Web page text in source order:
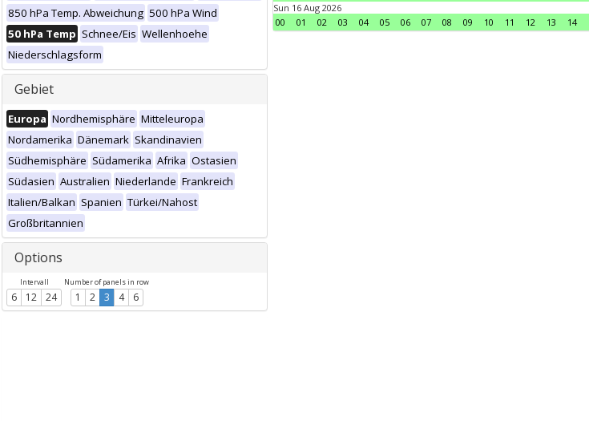
850 hPa Temp. Abweichung 500 hPa Wind
50 hPa Temp Schnee/Eis Wellenhoehe
Niederschlagsform
Gebiet
Europa Nordhemisphäre Mitteleuropa
Nordamerika Dänemark Skandinavien
Südhemisphäre Südamerika Afrika Ostasien
Südasien Australien Niederlande Frankreich
Italien/Balkan Spanien Türkei/Nahost
Großbritannien
Options
Intervall
6 12 24
Number of panels in row
1 2 3 4 6
Sun 16 Aug 2026
00
01 02 03 04 05 06 07 08 09 10 11 12 13 14